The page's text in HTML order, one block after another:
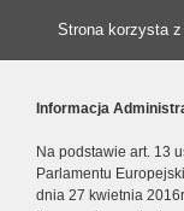
Strona korzysta
Informacja
Na podstawie art. 13
Parlamentu
dnia 27 kwietnia